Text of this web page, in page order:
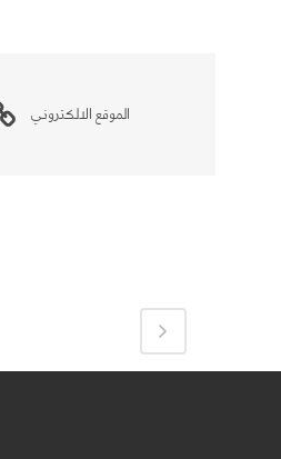
الموقع الالكتروني